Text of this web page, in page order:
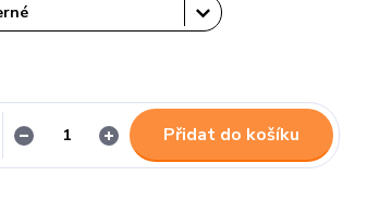
Přidat do košíku